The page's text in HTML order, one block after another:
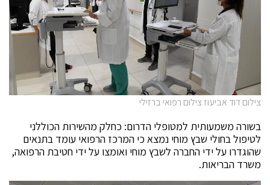
צילום דוד אביעוז צילום רפואי ברזילי
בשורה משמעותית למטופלי הדרום: כחלק מהשירות הכוללני
לטיפול בחולי שבץ מוחי נמצא כי המרכז הרפואי עומד בתנאים
שהוגדרו על ידי החברה לשבץ מוחי ואומצו על ידי חטיבת הרפואה,
משרד הבריאות.